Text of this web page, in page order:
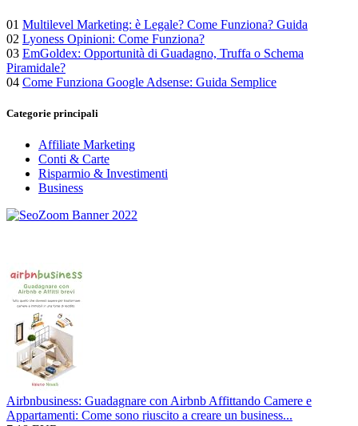
01 Multilevel Marketing: è Legale? Come Funziona? Guida
02 Lyoness Opinioni: Come Funziona?
03 EmGoldex: Opportunità di Guadagno, Truffa o Schema
Piramidale?
04 Come Funziona Google Adsense: Guida Semplice
Categorie principali
Affiliate Marketing
Conti & Carte
Risparmio & Investimenti
Business
Airbnbusiness: Guadagnare con Airbnb Affittando Camere e
Appartamenti: Come sono riuscito a creare un business...